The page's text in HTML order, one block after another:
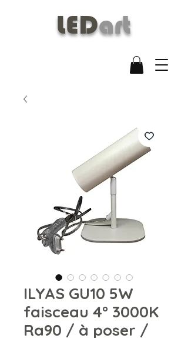
LEDart
ILYAS GU10 5W
faisceau 4° 3000K
Ra90 / à poser /